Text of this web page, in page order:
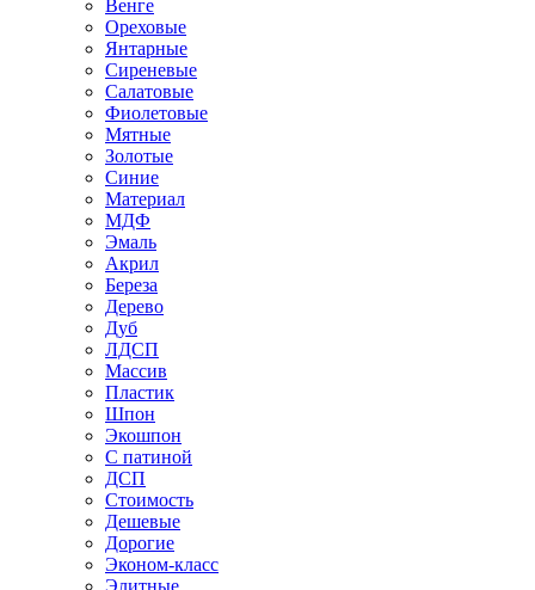
Венге
Ореховые
Янтарные
Сиреневые
Салатовые
Фиолетовые
Мятные
Золотые
Синие
Материал
МДФ
Эмаль
Акрил
Береза
Дерево
Дуб
ЛДСП
Массив
Пластик
Шпон
Экошпон
С патиной
ДСП
Стоимость
Дешевые
Дорогие
Эконом-класс
Элитные